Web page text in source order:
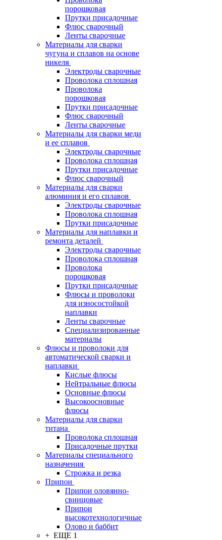
порошковая
Прутки присадочные
Флюс сварочный
Ленты сварочные
Материалы для сварки
чугуна и сплавов на основе
никеля
Электроды сварочные
Проволока сплошная
Проволока
порошковая
Прутки присадочные
Флюс сварочный
Ленты сварочные
Материалы для сварки меди
и ее сплавов
Электроды сварочные
Проволока сплошная
Прутки присадочные
Флюс сварочный
Материалы для сварки
алюминия и его сплавов
Электроды сварочные
Проволока сплошная
Прутки присадочные
Материалы для наплавки и
ремонта деталей
Электроды сварочные
Проволока сплошная
Проволока
порошковая
Прутки присадочные
Флюсы и проволоки
для износостойкой
наплавки
Ленты сварочные
Специализированные
материалы
Флюсы и проволоки для
автоматической сварки и
наплавки
Кислые флюсы
Нейтральные флюсы
Основные флюсы
Высокоосновные
флюсы
Материалы для сварки
титана
Проволока сплошная
Присадочные прутки
Материалы специального
назначения
Строжка и резка
Припои
Припои оловянно-
свинцовые
Припои
высокотехнологичные
Олово и баббит
+ ЕЩЕ 1